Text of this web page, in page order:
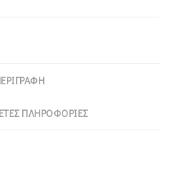
ΠΛΗΡΟΦΟΡΊΕΣ